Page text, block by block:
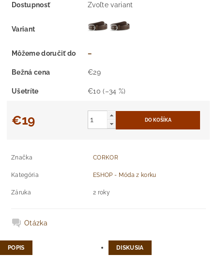
Dostupnosť Zvoľte variant
Variant
Môžeme doručiť do –
Bežná cena €29
Ušetríte €10(–34 %)
€19
Značka CORKOR
Kategória ESHOP - Móda z korku
Záruka 2 roky
Otázka
POPIS DISKUSIA